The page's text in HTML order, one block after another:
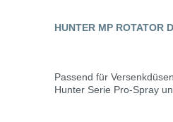
HUNTER MP ROTATOR
Passend für
Hunter Serie Pro-Spray